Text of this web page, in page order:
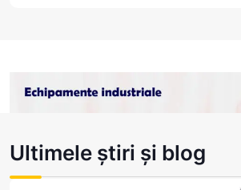
Ultimele știri și blog